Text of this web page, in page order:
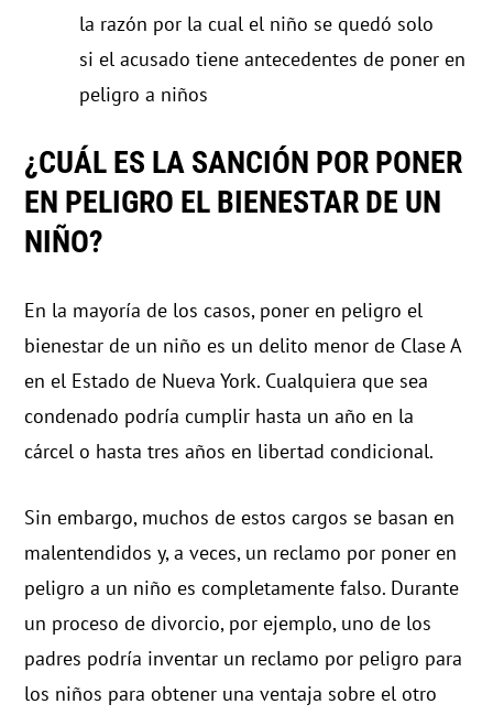
la razón por la cual el niño se quedó solo
si el acusado tiene antecedentes de poner en
peligro a niños
¿CUÁL ES LA SANCIÓN POR PONER
EN PELIGRO EL BIENESTAR DE UN
NIÑO?
En la mayoría de los casos, poner en peligro el
bienestar de un niño es un delito menor de Clase A
en el Estado de Nueva York. Cualquiera que sea
condenado podría cumplir hasta un año en la
cárcel o hasta tres años en libertad condicional.
Sin embargo, muchos de estos cargos se basan en
malentendidos y, a veces, un reclamo por poner en
peligro a un niño es completamente falso. Durante
un proceso de divorcio, por ejemplo, uno de los
padres podría inventar un reclamo por peligro para
los niños para obtener una ventaja sobre el otro